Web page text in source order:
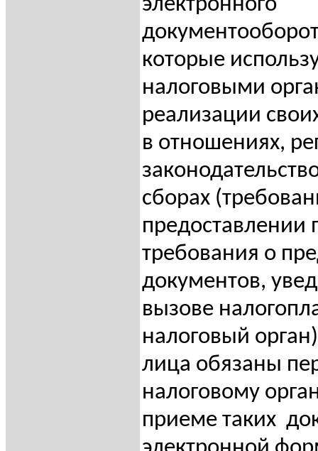
электронного
которые
налоговыми
реализации
в отношениях,
сборах
предоставлении
требования о
документов,
вызове
налоговый
лица обязаны
налоговому
приеме таких